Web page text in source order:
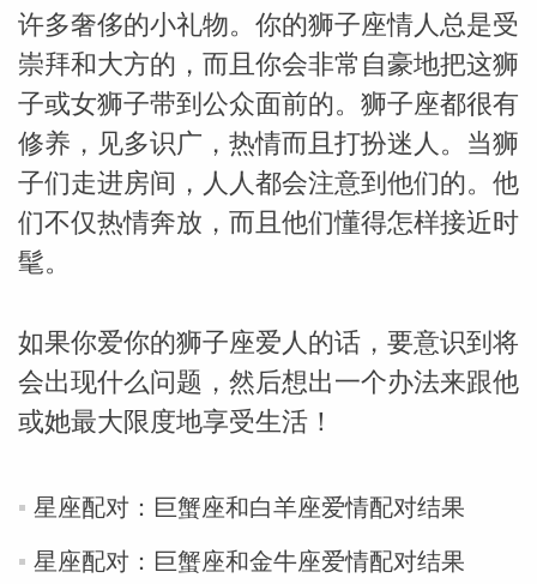
_susan
miller
勒
许多奢侈的小礼物。你的狮子座情人总是受
崇拜和大方的，而且你会非常自豪地把这狮
子或女狮子带到公众面前的。狮子座都很有
修养，见多识广，热情而且打扮迷人。当狮
子们走进房间，人人都会注意到他们的。他
们不仅热情奔放，而且他们懂得怎样接近时
髦。
如果你爱你的狮子座爱人的话，要意识到将
会出现什么问题，然后想出一个办法来跟他
或她最大限度地享受生活！
星座配对：巨蟹座和白羊座爱情配对结果
星座配对：巨蟹座和金牛座爱情配对结果